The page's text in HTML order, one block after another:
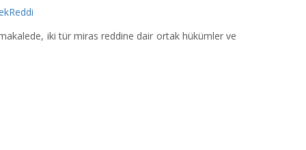
iki tür miras reddine dair ortak hükümler ve